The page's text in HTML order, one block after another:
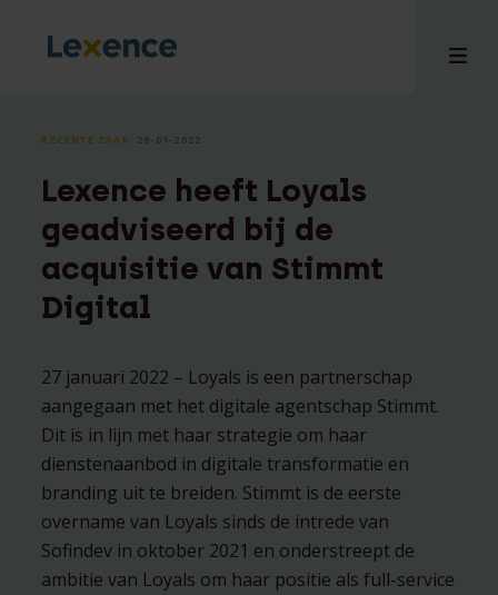
bij
RECENTE ZAAK⸱ 29-01-2022
Lexence heeft Loyals
geadviseerd bij de
acquisitie van Stimmt
Digital
27 januari 2022 – Loyals is een partnerschap
aangegaan met het digitale agentschap Stimmt.
Dit is in lijn met haar strategie om haar
dienstenaanbod in digitale transformatie en
branding uit te breiden. Stimmt is de eerste
overname van Loyals sinds de intrede van
Sofindev in oktober 2021 en onderstreept de
ambitie van Loyals om haar positie als full-service